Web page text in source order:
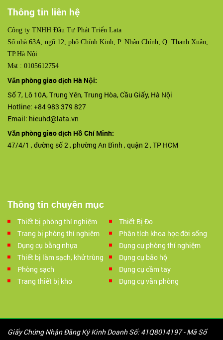
Thông tin liên hệ
Công ty TNHH Đầu Tư Phát Triển Lata
Số nhà 63A, ngõ 12, phố Chính Kinh, P. Nhân Chính, Q. Thanh Xuân,
TP.Hà Nội
Mst : 0105612754
Văn phòng giao dịch Hà Nội:
Số 7, Lô 10A, Trung Yên, Trung Hòa, Cầu Giấy, Hà Nội
Hotline: +84 983 379 827
Email: hieuhd@lata.vn
Văn phòng giao dịch Hồ Chí Minh:
47/4/1 , đường số 2 , phường An Bình , quận 2 , TP HCM
Thông tin chuyên mục
Thiết bị phòng thí nghiệm
Thiết Bị Đo
Trang bị phòng thí nghiêm
Phân tích khoa học đời sống
Dụng cụ bằng nhựa
Dụng cụ phòng thí nghiệm
Thiết bị làm sạch, khử trùng
Dụng cụ bảo hộ
Phòng sạch
Dụng cụ cầm tay
Trang thiết bị kho
Dụng cụ văn phòng
Giấy Chứng Nhận Đăng Ký Kinh Doanh Số: 41Q8014197 - Mã Số